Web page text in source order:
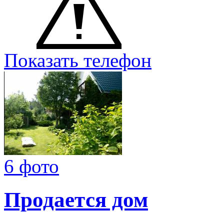
Показать телефон
6 фото
Продается дом